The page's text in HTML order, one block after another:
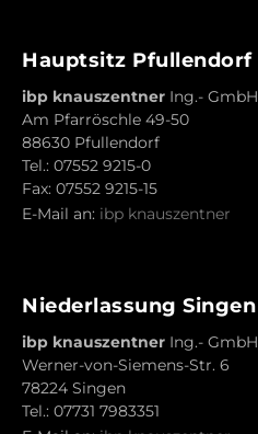
Hauptsitz Pfullendorf
ibp knauszentner Ing.- GmbH
Am Pfarröschle 49-50
88630 Pfullendorf
Tel.: 07552 9215-0
Fax: 07552 9215-15
E-Mail an: ibp knauszentner
Niederlassung Singen
ibp knauszentner Ing.- GmbH
Werner-von-Siemens-Str. 6
78224 Singen
Tel.: 07731 7983351